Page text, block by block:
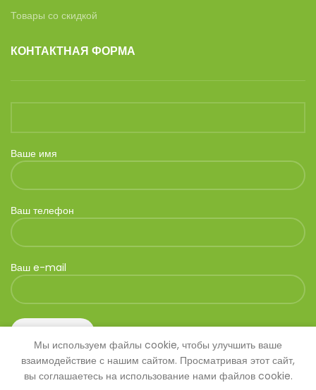
Товары со скидкой
КОНТАКТНАЯ ФОРМА
Ваше имя
Ваш телефон
Ваш e-mail
Мы используем файлы cookie, чтобы улучшить ваше
взаимодействие с нашим сайтом. Просматривая этот сайт,
вы соглашаетесь на использование нами файлов cookie.